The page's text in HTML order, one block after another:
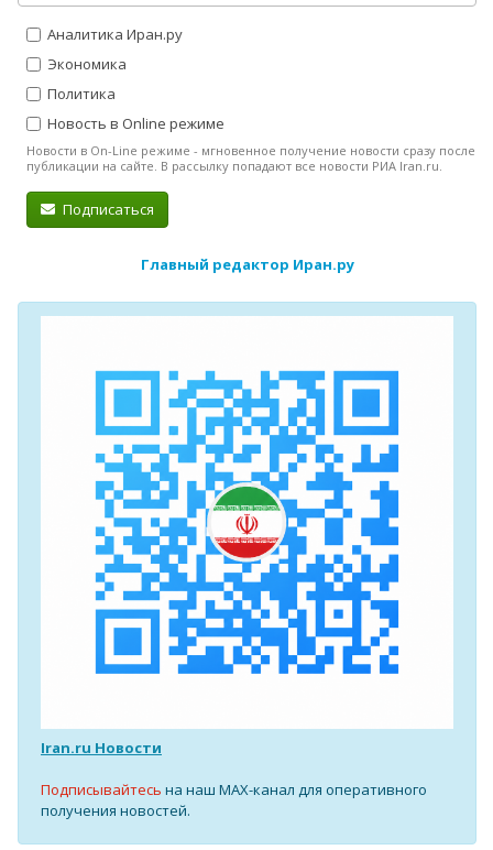
Аналитика Иран.ру
Экономика
Политика
Новость в Online режиме
Новости в On-Line режиме - мгновенное получение новости сразу после
публикации на сайте. В рассылку попадают все новости РИА Iran.ru.
Подписаться
Главный редактор Иран.ру
Iran.ru Новости
Подписывайтесь на наш MAX-канал для оперативного
получения новостей.